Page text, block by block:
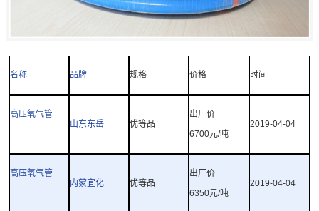
名称 品牌 规格 价格 时间
高压氧气管
山东东岳
优等品
出厂价
6700元/吨
2019-04-04
高压氧气管
内蒙宜化
优等品
出厂价
6350元/吨
2019-04-04